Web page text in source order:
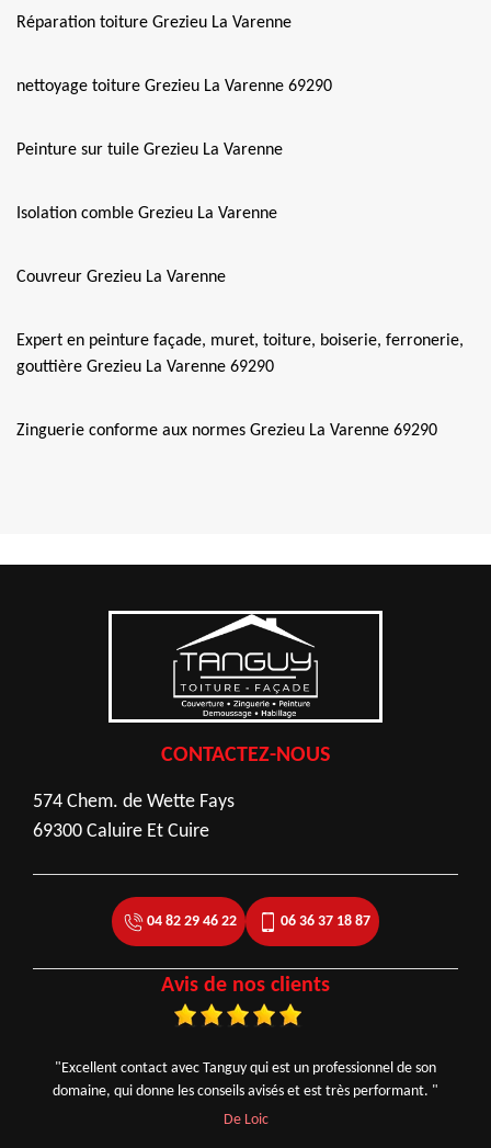
Réparation toiture Grezieu La Varenne
nettoyage toiture Grezieu La Varenne 69290
Peinture sur tuile Grezieu La Varenne
Isolation comble Grezieu La Varenne
Couvreur Grezieu La Varenne
Expert en peinture façade, muret, toiture, boiserie, ferronerie,
gouttière Grezieu La Varenne 69290
Zinguerie conforme aux normes Grezieu La Varenne 69290
CONTACTEZ-NOUS
574 Chem. de Wette Fays
69300 Caluire Et Cuire
04 82 29 46 22 06 36 37 18 87
Avis de nos clients
"Excellent contact avec Tanguy qui est un professionnel de son
domaine, qui donne les conseils avisés et est très performant. "
De Loic